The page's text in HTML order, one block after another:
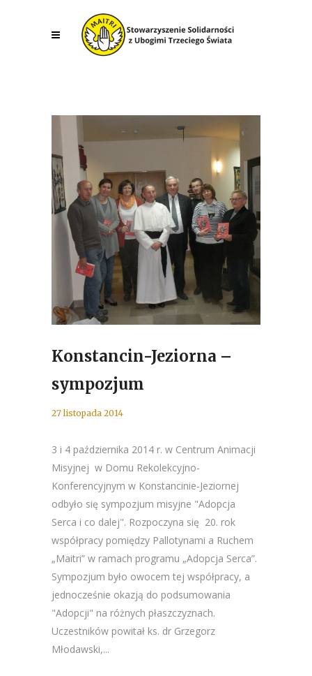
Konstancin-Jeziorna –
sympozjum
27 listopada 2014
3 i 4 października 2014 r. w Centrum Animacji
Misyjnej w Domu Rekolekcyjno-
Konferencyjnym w Konstancinie-Jeziornej
odbyło się sympozjum misyjne "Adopcja
Serca i co dalej". Rozpoczyna się 20. rok
współpracy pomiędzy Pallotynami a Ruchem
„Maitri” w ramach programu „Adopcja Serca”.
Sympozjum było owocem tej współpracy, a
jednocześnie okazją do podsumowania
"Adopcji" na różnych płaszczyznach.
Uczestników powitał ks. dr Grzegorz
Młodawski,...